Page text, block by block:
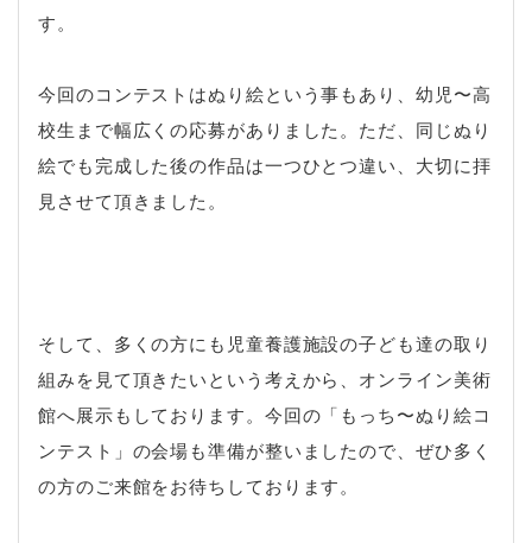
す。
今回のコンテストはぬり絵という事もあり、幼児〜高
校生まで幅広くの応募がありました。ただ、同じぬり
絵でも完成した後の作品は一つひとつ違い、大切に拝
見させて頂きました。
そして、多くの方にも児童養護施設の子ども達の取り
組みを見て頂きたいという考えから、オンライン美術
館へ展示もしております。今回の「もっち〜ぬり絵コ
ンテスト」の会場も準備が整いましたので、ぜひ多く
の方のご来館をお待ちしております。